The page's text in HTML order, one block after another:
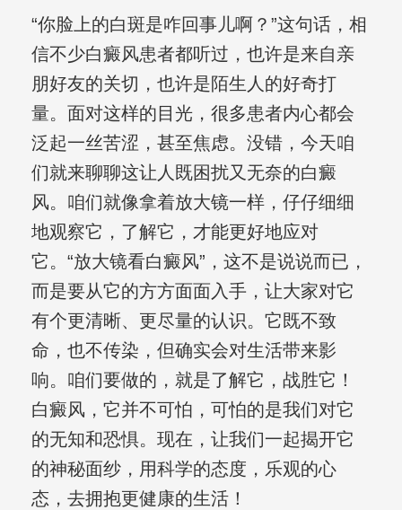
“你脸上的白斑是咋回事儿啊？”这句话，相
信不少白癜风患者都听过，也许是来自亲
朋好友的关切，也许是陌生人的好奇打
量。面对这样的目光，很多患者内心都会
泛起一丝苦涩，甚至焦虑。没错，今天咱
们就来聊聊这让人既困扰又无奈的白癜
风。咱们就像拿着放大镜一样，仔仔细细
地观察它，了解它，才能更好地应对
它。“放大镜看白癜风”，这不是说说而已，
而是要从它的方方面面入手，让大家对它
有个更清晰、更尽量的认识。它既不致
命，也不传染，但确实会对生活带来影
响。咱们要做的，就是了解它，战胜它！
白癜风，它并不可怕，可怕的是我们对它
的无知和恐惧。现在，让我们一起揭开它
的神秘面纱，用科学的态度，乐观的心
态，去拥抱更健康的生活！